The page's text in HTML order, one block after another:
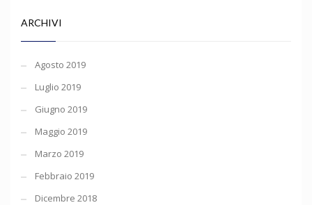
ARCHIVI
Agosto 2019
Luglio 2019
Giugno 2019
Maggio 2019
Marzo 2019
Febbraio 2019
Dicembre 2018